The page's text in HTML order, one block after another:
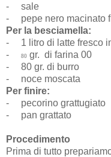
-
sale
-
pepe nero macinato
Per la besciamella:
-
1 litro di latte fresco
- 80 gr. di farina 00
-
80 gr. di burro
-
noce moscata
Per finire:
-
pecorino grattugiato
-
pan grattato
Procedimento
Prima di tutto